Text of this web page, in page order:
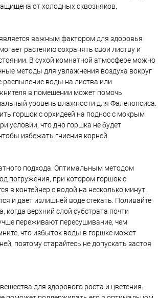
от холодных сквозняков.
важным фактором для здоровья
растению сохранять свои листву и
В сухой комнатной атмосфере можно
методы для увлажнения воздуха вокруг
распыление воды на листва или
в помещении может помочь
уровень влажности для Фаленопсиса.
горшок с орхидеей на поднос с мокрым
условии, что дно горшка не будет
избежать гниения корней.
подхода. Оптимальным методом
погружения, при котором горшок с
в контейнер с водой на несколько минут.
и дает излишней воде стекать. Поливайте
когда верхний слой субстрата почти
переживают пересушивание, чем
что избыток воды в горшке может
поэтому старайтесь не допускать застоя
для здорового роста и цветения.